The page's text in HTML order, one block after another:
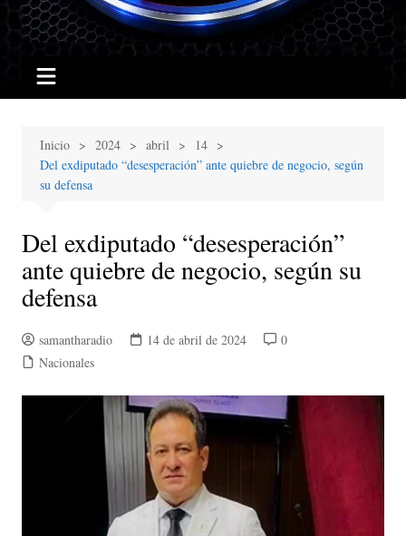
Inicio 2024 abril
14
Del exdiputado “desesperación” ante quiebre de negocio, según
su defensa
Del exdiputado “desesperación”
ante quiebre de negocio, según su
defensa
samantharadio 14 de abril de 2024
0
Nacionales